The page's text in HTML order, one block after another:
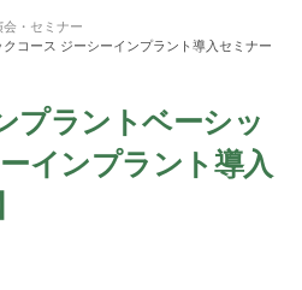
会・セミナー
コース ジーシーインプラント導入セミナー
プラントベーシッ
インプラント導入